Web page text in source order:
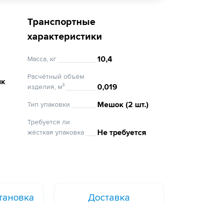
Транспортные
характеристики
Масса, кг 10,4
Расчётный объём
изделия, м³
0,019
Тип упаковки Мешок (2 шт.)
Требуется ли
жёсткая упаковка
Не требуется
Доставка